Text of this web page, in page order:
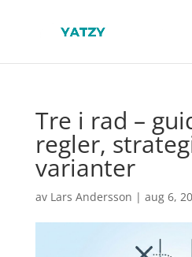
Tre i rad –
regler,
varianter
av Lars Andersson | aug 6,